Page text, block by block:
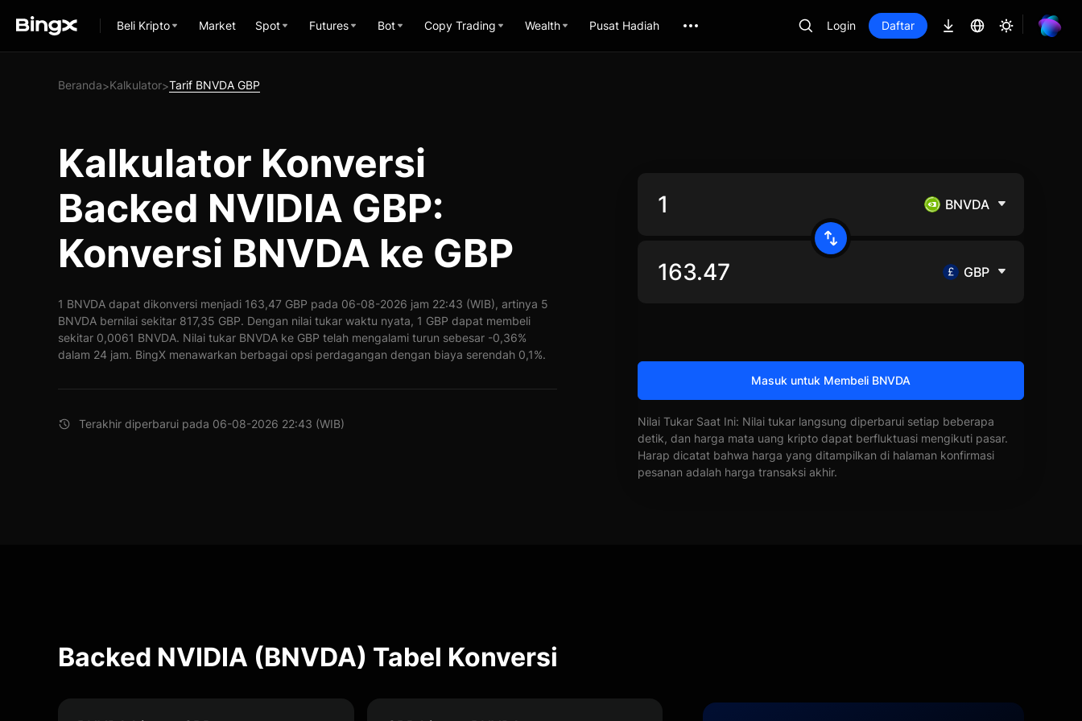
Beli Kripto Market Spot Futures Bot Copy Trading Wealth Pusat Hadiah Login Daftar
Beranda>Kalkulator>Tarif BNVDA GBP
Kalkulator Konversi
Backed NVIDIA GBP:
Konversi BNVDA ke GBP
1 BNVDA dapat dikonversi menjadi 163,47 GBP pada 06-08-2026 jam 22:43 (WIB), artinya 5
BNVDA bernilai sekitar 817,35 GBP. Dengan nilai tukar waktu nyata, 1 GBP dapat membeli
sekitar 0,0061 BNVDA. Nilai tukar BNVDA ke GBP telah mengalami turun sebesar -0,36%
dalam 24 jam. BingX menawarkan berbagai opsi perdagangan dengan biaya serendah 0,1%.
Terakhir diperbarui pada 06-08-2026 22:43 (WIB)
BNVDA
GBP
Masuk untuk Membeli BNVDA
Nilai Tukar Saat Ini: Nilai tukar langsung diperbarui setiap beberapa
detik, dan harga mata uang kripto dapat berfluktuasi mengikuti pasar.
Harap dicatat bahwa harga yang ditampilkan di halaman konfirmasi
pesanan adalah harga transaksi akhir.
Backed NVIDIA (BNVDA) Tabel Konversi